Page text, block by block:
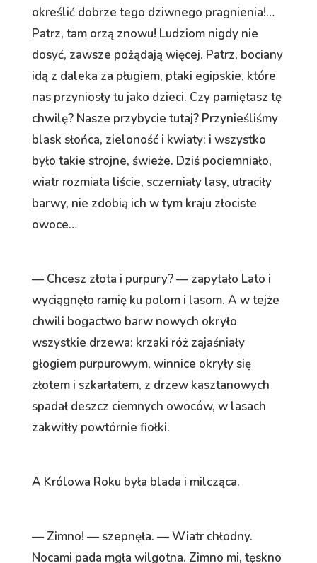
określić dobrze tego dziwnego pragnienia!…
Patrz, tam orzą znowu! Ludziom nigdy nie
dosyć, zawsze pożądają więcej. Patrz, bociany
idą z daleka za pługiem, ptaki egipskie, które
nas przyniosły tu jako dzieci. Czy pamiętasz tę
chwilę? Nasze przybycie tutaj? Przynieśliśmy
blask słońca, zieloność i kwiaty: i wszystko
było takie strojne, świeże. Dziś pociemniało,
wiatr rozmiata liście, sczerniały lasy, utraciły
barwy, nie zdobią ich w tym kraju złociste
owoce…
— Chcesz złota i purpury? — zapytało Lato i
wyciągnęło ramię ku polom i lasom. A w tejże
chwili bogactwo barw nowych okryło
wszystkie drzewa: krzaki róż zajaśniały
głogiem purpurowym, winnice okryły się
złotem i szkarłatem, z drzew kasztanowych
spadał deszcz ciemnych owoców, w lasach
zakwitły powtórnie fiołki.
A Królowa Roku była blada i milcząca.
— Zimno! — szepnęła. — Wiatr chłodny.
Nocami pada mgła wilgotna. Zimno mi, tęskno